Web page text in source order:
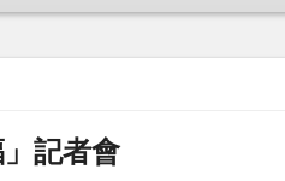
記者會